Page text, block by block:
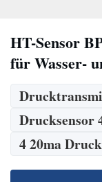
HT-Sensor
für Wasser-
Drucksensor
4 20ma